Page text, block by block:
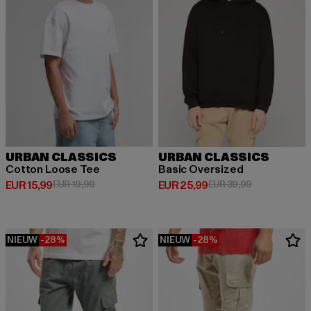
URBAN CLASSICS
Cotton Loose Tee
EUR 15,99
Huidige prijs: EUR 15,99
EUR 19,99Actieprijs: EUR 19,99
URBAN CLASSICS
Basic Oversized
EUR 25,99
Huidige prijs: EUR 25,99
EUR 39,99Actieprijs:
NIEUW -28% NIEUW -28%